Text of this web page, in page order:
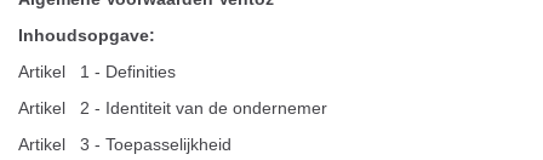
Inhoudsopgave:
Artikel 1 - Definities
Artikel 2 - Identiteit van de ondernemer
Artikel 3 - Toepasselijkheid